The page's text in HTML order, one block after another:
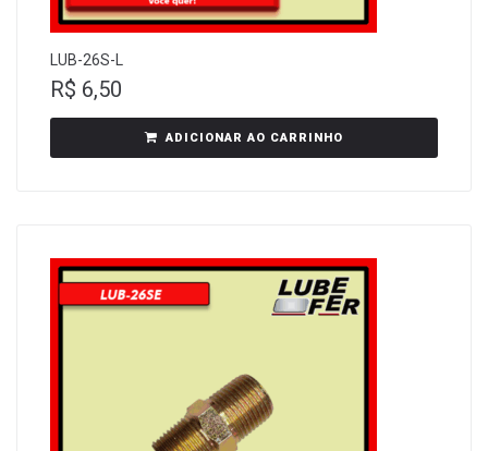
LUB-26S-L
R$ 6,50
ADICIONAR AO CARRINHO